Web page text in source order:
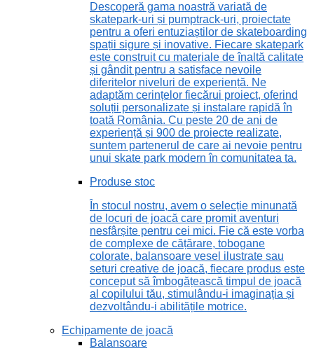
Descoperă gama noastră variată de
skatepark-uri și pumptrack-uri, proiectate
pentru a oferi entuziaștilor de skateboarding
spații sigure și inovative. Fiecare skatepark
este construit cu materiale de înaltă calitate
și gândit pentru a satisface nevoile
diferitelor niveluri de experiență. Ne
adaptăm cerințelor fiecărui proiect, oferind
soluții personalizate și instalare rapidă în
toată România. Cu peste 20 de ani de
experiență și 900 de proiecte realizate,
suntem partenerul de care ai nevoie pentru
unui skate park modern în comunitatea ta.
Produse stoc
În stocul nostru, avem o selecție minunată
de locuri de joacă care promit aventuri
nesfârșite pentru cei mici. Fie că este vorba
de complexe de cățărare, tobogane
colorate, balansoare vesel ilustrate sau
seturi creative de joacă, fiecare produs este
conceput să îmbogățească timpul de joacă
al copilului tău, stimulându-i imaginația și
dezvoltându-i abilitățile motrice.
Echipamente de joacă
Balansoare